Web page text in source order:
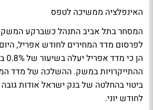
האינפלציה ממשיכה לטפס
המסחר בתל אביב התנהל כשברקע
לפרסום מדד המחירים לחודש אפריל,
הן
ההתייקרויות במשק. ההשלכה של מדד
ביטוי בהחלטה של בנק ישראל אודות
לחודש יוני.